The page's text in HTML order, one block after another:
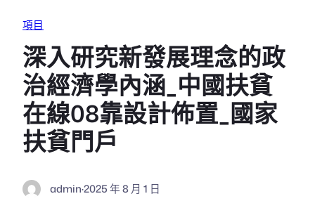
項目
深入研究新發展理念的政
治經濟學內涵_中國扶貧
在線08靠設計佈置_國家
扶貧門戶
admin·2025 年 8 月 1 日